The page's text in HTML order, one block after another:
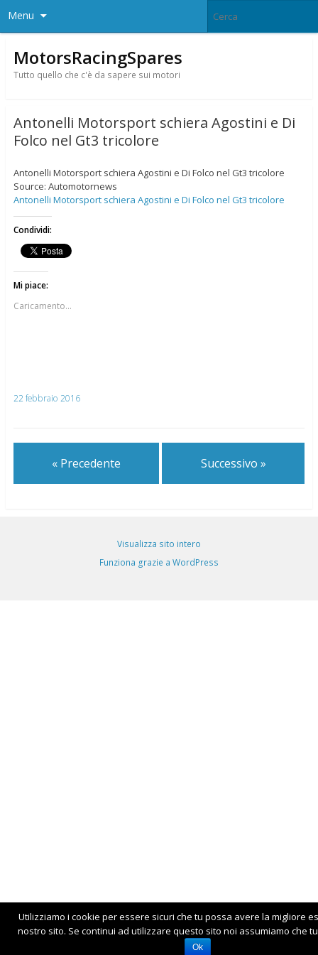
Menu
MotorsRacingSpares
Tutto quello che c'è da sapere sui motori
Antonelli Motorsport schiera Agostini e Di
Folco nel Gt3 tricolore
Antonelli Motorsport schiera Agostini e Di Folco nel Gt3 tricolore
Source: Automotornews
Antonelli Motorsport schiera Agostini e Di Folco nel Gt3 tricolore
Condividi:
Mi piace:
Caricamento...
22 febbraio 2016
« Precedente Successivo »
Visualizza sito intero
Funziona grazie a WordPress
Utilizziamo i cookie per essere sicuri che tu possa avere la migliore
nostro sito. Se continui ad utilizzare questo sito noi assumiamo che
Ok